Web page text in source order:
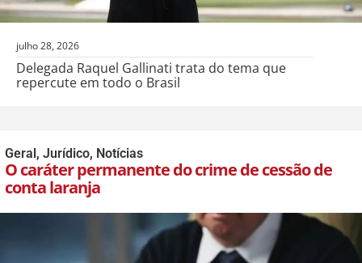
julho 28, 2026
Delegada Raquel Gallinati trata do tema que
repercute em todo o Brasil
Geral, Jurídico, Notícias
O caráter permanente do crime de cessão de
conta laranja